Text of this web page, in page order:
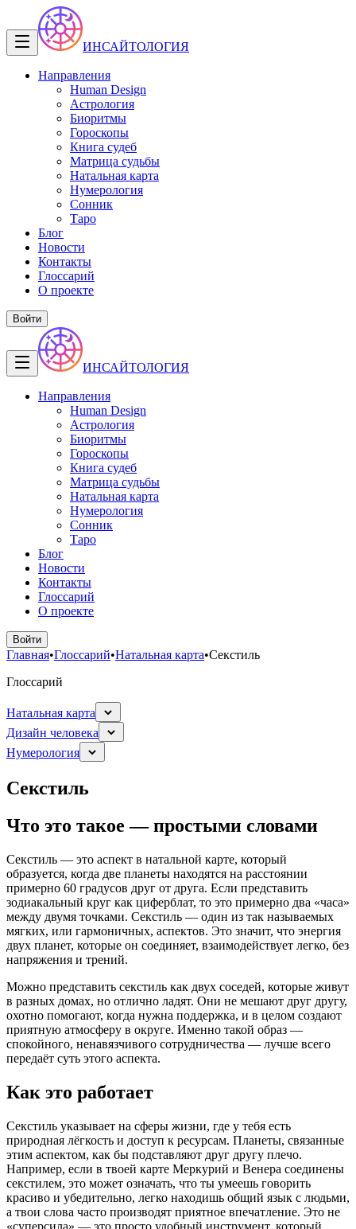
ИНСАЙТОЛОГИЯ
Направления
Human Design
Астрология
Биоритмы
Гороскопы
Книга судеб
Матрица судьбы
Натальная карта
Нумерология
Сонник
Таро
Блог
Новости
Контакты
Глоссарий
О проекте
Войти
ИНСАЙТОЛОГИЯ
Направления
Human Design
Астрология
Биоритмы
Гороскопы
Книга судеб
Матрица судьбы
Натальная карта
Нумерология
Сонник
Таро
Блог
Новости
Контакты
Глоссарий
О проекте
Войти
Главная•Глоссарий•Натальная карта•Секстиль
Глоссарий
Натальная карта
Дизайн человека
Нумерология
Секстиль
Что это такое — простыми словами
Секстиль — это аспект в натальной карте, который
образуется, когда две планеты находятся на расстоянии
примерно 60 градусов друг от друга. Если представить
зодиакальный круг как циферблат, то это примерно два «часа»
между двумя точками. Секстиль — один из так называемых
мягких, или гармоничных, аспектов. Это значит, что энергия
двух планет, которые он соединяет, взаимодействует легко, без
напряжения и трений.
Можно представить секстиль как двух соседей, которые живут
в разных домах, но отлично ладят. Они не мешают друг другу,
охотно помогают, когда нужна поддержка, и в целом создают
приятную атмосферу в округе. Именно такой образ —
спокойного, ненавязчивого сотрудничества — лучше всего
передаёт суть этого аспекта.
Как это работает
Секстиль указывает на сферы жизни, где у тебя есть
природная лёгкость и доступ к ресурсам. Планеты, связанные
этим аспектом, как бы подставляют друг другу плечо.
Например, если в твоей карте Меркурий и Венера соединены
секстилем, это может означать, что ты умеешь говорить
красиво и убедительно, легко находишь общий язык с людьми,
а твои слова часто производят приятное впечатление. Это не
«суперсила» — это просто удобный инструмент, который